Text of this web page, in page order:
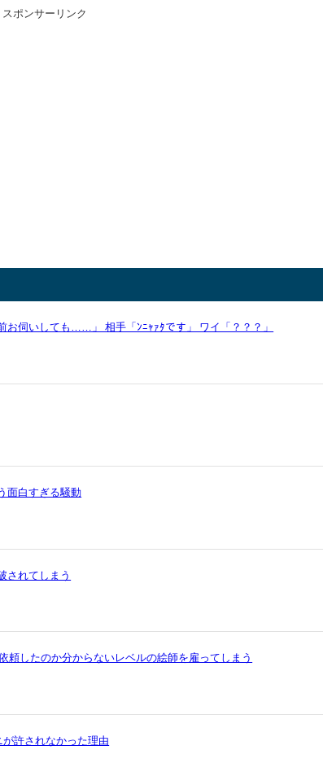
スポンサーリンク
お伺いしても……」 相手「ﾝﾆｬｧﾀです」 ワイ「？？？」
面白すぎる騒動
されてしまう
頼したのか分からないレベルの絵師を雇ってしまう
が許されなかった理由